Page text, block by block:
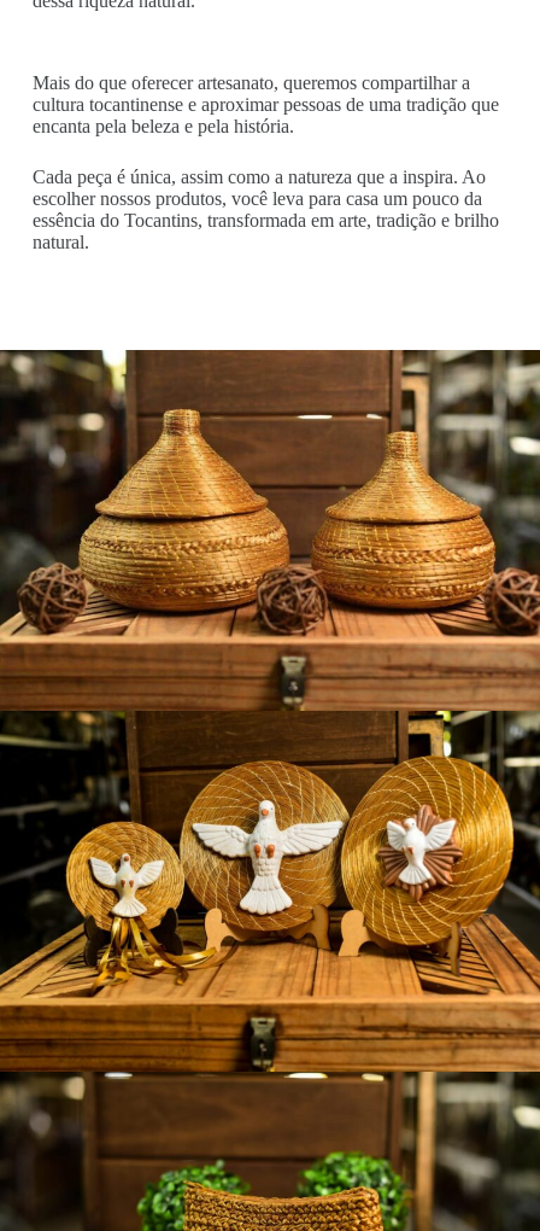
Mais do que oferecer artesanato, queremos compartilhar a
cultura tocantinense e aproximar pessoas de uma tradição que
encanta pela beleza e pela história.
Cada peça é única, assim como a natureza que a inspira. Ao
escolher nossos produtos, você leva para casa um pouco da
essência do Tocantins, transformada em arte, tradição e brilho
natural.